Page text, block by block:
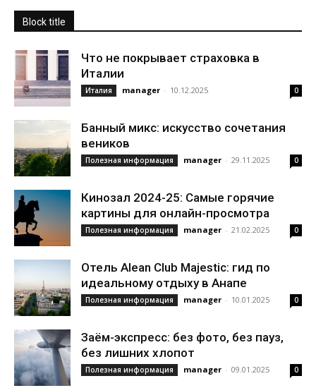
Block title
Что не покрывает страховка в
Италии
Италия manager - 10.12.2025 0
Банный микс: искусство сочетания
веников
Полезная информация manager - 29.11.2025 0
Кинозал 2024-25: Самые горячие
картины для онлайн-просмотра
Полезная информация manager - 21.02.2025 0
Отель Alean Club Majestic: гид по
идеальному отдыху в Анапе
Полезная информация manager - 10.01.2025 0
Заём-экспресс: без фото, без пауз,
без лишних хлопот
Полезная информация manager - 09.01.2025 0